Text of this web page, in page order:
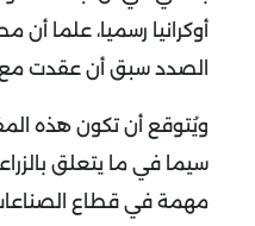
أوكرانيا رسميا، علما أن
الصدد سبق أن عقدت
ويُتوقع أن تكون هذه
سيما في ما يتعلق
مهمة في قطاع الصناعات